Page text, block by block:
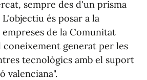
sempre des d'un prisma
és posar a la
de la Comunitat
coneixement generat per les
tecnològics amb el suport
valenciana".